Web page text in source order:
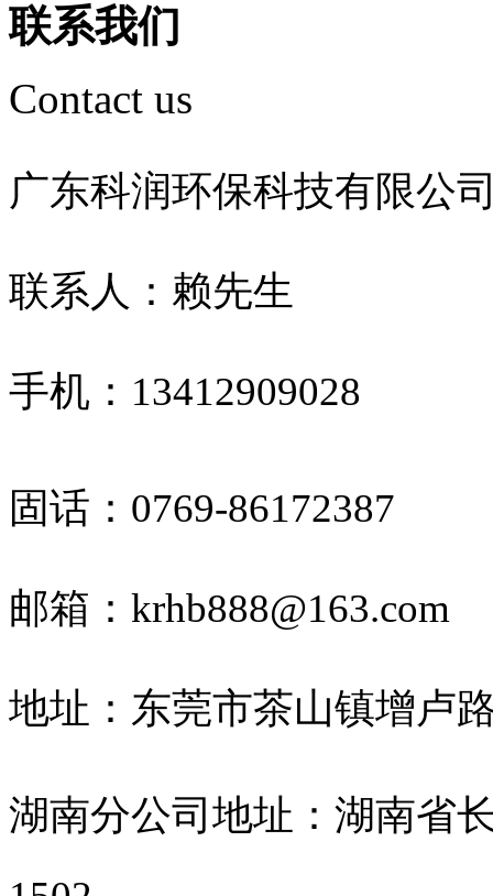
联系我们
Contact us
广东科润环保科技有限公
联系人：赖先生
手机：13412909028
固话： 0769-86172387
邮箱：krhb888@163.com
地址：东莞市茶山镇增卢
湖南分公司地址：湖南省